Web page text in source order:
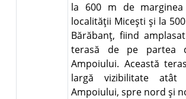
la 600 m de
localităţii Miceşti şi la
Bărăbanţ, fiind
terasă de pe partea
Ampoiului. Această
largă vizibilitate atât
Ampoiului, spre nord şi